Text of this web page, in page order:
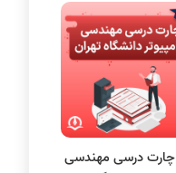
چارت درسی مهندسی